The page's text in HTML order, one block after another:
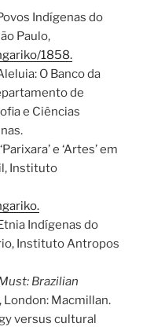
Indígenas do
Paulo,
1858.
O Banco da
de
e Ciências
e ‘Artes’ em
Instituto
Indígenas do
Instituto Antropos
Brazilian
, London: Macmillan.
versus cultural